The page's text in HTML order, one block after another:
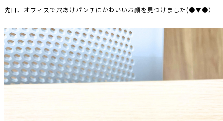
先日、オフィスで穴あけパンチにかわいいお顔を見つけました(●▼●）